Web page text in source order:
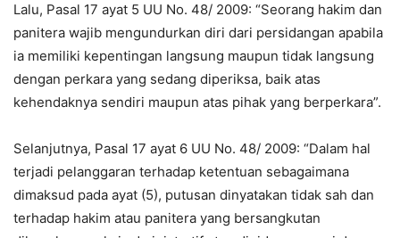
Lalu, Pasal 17 ayat 5 UU No. 48/ 2009: “Seorang hakim dan
panitera wajib mengundurkan diri dari persidangan apabila
ia memiliki kepentingan langsung maupun tidak langsung
dengan perkara yang sedang diperiksa, baik atas
kehendaknya sendiri maupun atas pihak yang berperkara”.
Selanjutnya, Pasal 17 ayat 6 UU No. 48/ 2009: “Dalam hal
terjadi pelanggaran terhadap ketentuan sebagaimana
dimaksud pada ayat (5), putusan dinyatakan tidak sah dan
terhadap hakim atau panitera yang bersangkutan